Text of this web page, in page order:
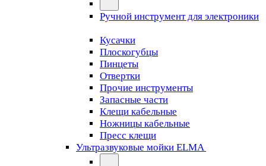
Ручной инструмент для электроники
Кусачки
Плоскогубцы
Пинцеты
Отвертки
Прочие инструменты
Запасные части
Клещи кабельные
Ножницы кабельные
Пресс клещи
Ультразвуковые мойки ELMA